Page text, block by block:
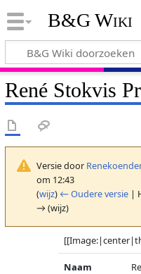
B&G Wiki
René Stokvis
Versie door
om 12:43
(wijz) ← Oudere versie|
→ (wijz)
Naam